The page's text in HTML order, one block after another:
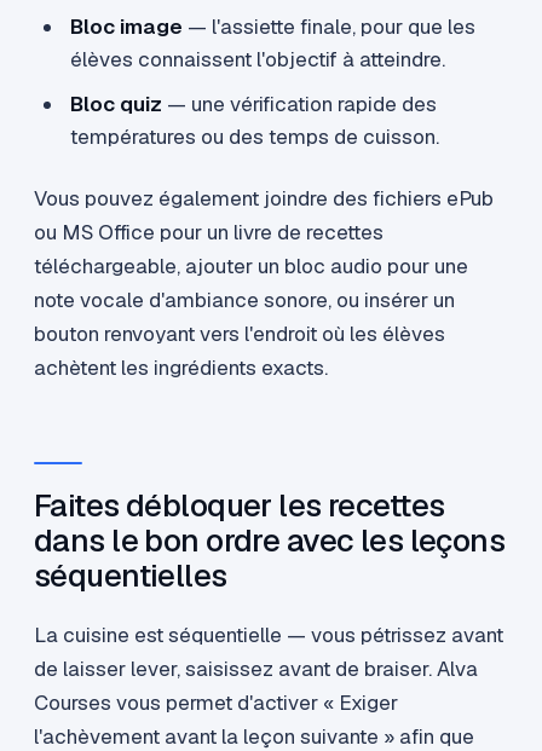
Bloc image — l'assiette finale, pour que les
élèves connaissent l'objectif à atteindre.
Bloc quiz — une vérification rapide des
températures ou des temps de cuisson.
Vous pouvez également joindre des fichiers ePub
ou MS Office pour un livre de recettes
téléchargeable, ajouter un bloc audio pour une
note vocale d'ambiance sonore, ou insérer un
bouton renvoyant vers l'endroit où les élèves
achètent les ingrédients exacts.
Faites débloquer les recettes
dans le bon ordre avec les leçons
séquentielles
La cuisine est séquentielle — vous pétrissez avant
de laisser lever, saisissez avant de braiser. Alva
Courses vous permet d'activer « Exiger
l'achèvement avant la leçon suivante » afin que